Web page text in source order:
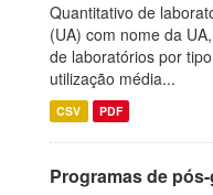
Quantitativo de
(UA) com nome da
de laboratórios por
utilização média...
CSV PDF
Programas de